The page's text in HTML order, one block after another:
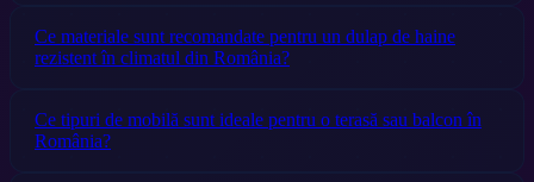
Ce materiale sunt recomandate pentru un dulap de haine
rezistent în climatul din România?
Ce tipuri de mobilă sunt ideale pentru o terasă sau balcon în
România?